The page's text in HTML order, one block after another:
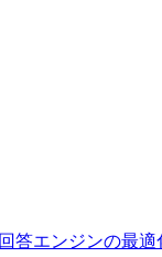
答エンジンの最適